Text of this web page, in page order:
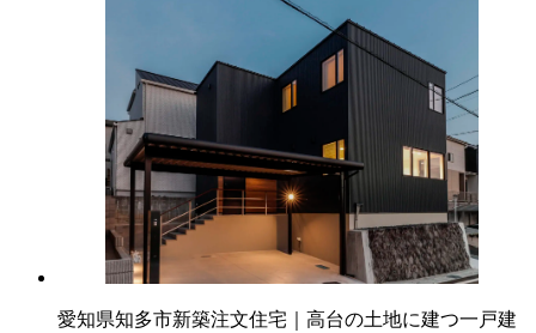
愛知県知多市新築注文住宅｜高台の土地に建つ一戸建